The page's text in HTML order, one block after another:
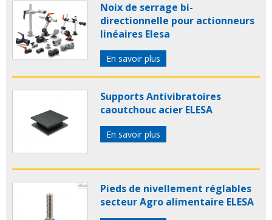
Noix de serrage bi-
directionnelle pour actionneurs
linéaires Elesa
En savoir plus
Supports Antivibratoires
caoutchouc acier ELESA
En savoir plus
Pieds de nivellement réglables
secteur Agro alimentaire ELESA